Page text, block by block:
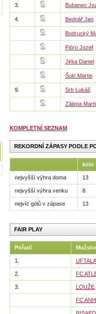
3. Bubanec
4. Bednář Jan
Bodrucký
Flóro Jozef
Jirka Daniel
Šulc Martin
9. Srb Lukáš
Zálepa
KOMPLETNÍ SEZNAM
REKORDNÍ ZÁPASY PODLE
kolo
nejvyšší výhra doma 13
nejvyšší výhra venku 8
nejvíc gólů v zápase 13
FAIR PLAY
Pořadí
1.
2. FC
3. LOUŽE
FC